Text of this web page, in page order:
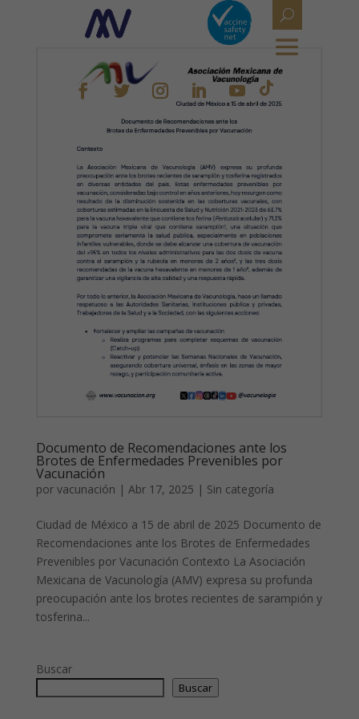
Documento de Recomendaciones ante los
Brotes de Enfermedades Prevenibles por
Vacunación
por vacunación | Abr 17, 2025 | Sin categoría
Ciudad de México a 15 de abril de 2025 Documento de
Recomendaciones ante los Brotes de Enfermedades
Prevenibles por Vacunación Contexto La Asociación
Mexicana de Vacunología (AMV) expresa su profunda
preocupación ante los brotes recientes de sarampión y
tosferina...
Buscar
Buscar